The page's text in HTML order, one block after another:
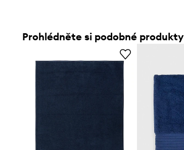
Prohlédněte si podobné produkty